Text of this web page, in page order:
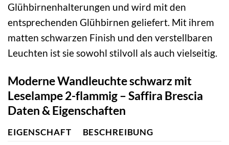
Glühbirnenhalterungen und wird mit den
entsprechenden Glühbirnen geliefert. Mit ihrem
matten schwarzen Finish und den verstellbaren
Leuchten ist sie sowohl stilvoll als auch vielseitig.
Moderne Wandleuchte schwarz mit
Leselampe 2-flammig – Saffira Brescia
Daten & Eigenschaften
EIGENSCHAFT
BESCHREIBUNG